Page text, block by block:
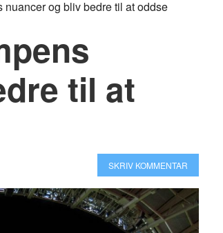
og bliv bedre til at oddse
til at
SKRIV KOMMENTAR